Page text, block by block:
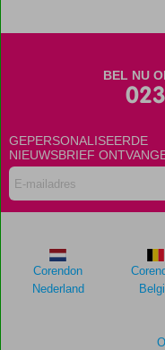
van
de
getoonde
scores
Totale
score
BEL NU
GEPERSONALISEERDE
NIEUWSBRIEF
Corendon
Nederland